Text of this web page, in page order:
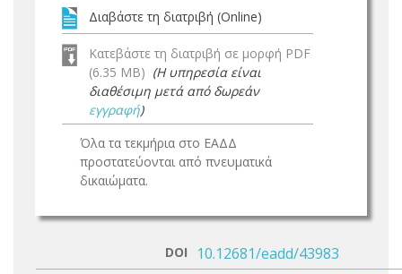
Διαβάστε τη διατριβή (Online)
Κατεβάστε τη διατριβή σε μορφή PDF
(6.35 MB) (Η υπηρεσία είναι
διαθέσιμη μετά από δωρεάν
εγγραφή)
Όλα τα τεκμήρια στο ΕΑΔΔ
προστατεύονται από πνευματικά
δικαιώματα.
DOI 10.12681/eadd/43983